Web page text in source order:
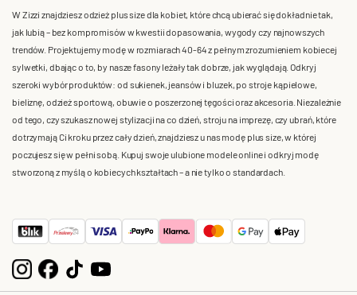
W Zizzi znajdziesz odzież plus size dla kobiet, które chcą ubierać się dokładnie tak,
jak lubią – bez kompromisów w kwestii dopasowania, wygody czy najnowszych
trendów. Projektujemy modę w rozmiarach 40-64 z pełnym zrozumieniem kobiecej
sylwetki, dbając o to, by nasze fasony leżały tak dobrze, jak wyglądają. Odkryj
szeroki wybór produktów: od sukienek, jeansów i bluzek, po stroje kąpielowe,
bieliznę, odzież sportową, obuwie o poszerzonej tęgości oraz akcesoria. Niezależnie
od tego, czy szukasz nowej stylizacji na co dzień, stroju na imprezę, czy ubrań, które
dotrzymają Ci kroku przez cały dzień, znajdziesz u nas modę plus size, w której
poczujesz się w pełni sobą. Kupuj swoje ulubione modele online i odkryj modę
stworzoną z myślą o kobiecych kształtach – a nie tylko o standardach.